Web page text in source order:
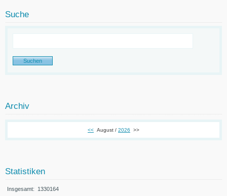
Suche
Archiv
<< August / 2026 >>
Statistiken
Insgesamt: 1330164